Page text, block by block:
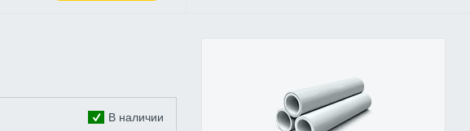
В наличии